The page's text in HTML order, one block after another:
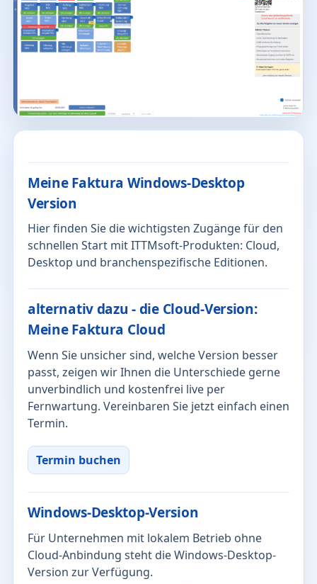
Meine Faktura Windows-Desktop
Version
Hier finden Sie die wichtigsten Zugänge für den
schnellen Start mit ITTMsoft-Produkten: Cloud,
Desktop und branchenspezifische Editionen.
alternativ dazu - die Cloud-Version:
Meine Faktura Cloud
Wenn Sie unsicher sind, welche Version besser
passt, zeigen wir Ihnen die Unterschiede gerne
unverbindlich und kostenfrei live per
Fernwartung. Vereinbaren Sie jetzt einfach einen
Termin.
Termin buchen
Windows-Desktop-Version
Für Unternehmen mit lokalem Betrieb ohne
Cloud-Anbindung steht die Windows-Desktop-
Version zur Verfügung.